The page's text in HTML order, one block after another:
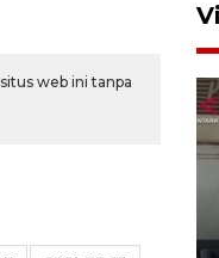
web ini tanpa
Grand